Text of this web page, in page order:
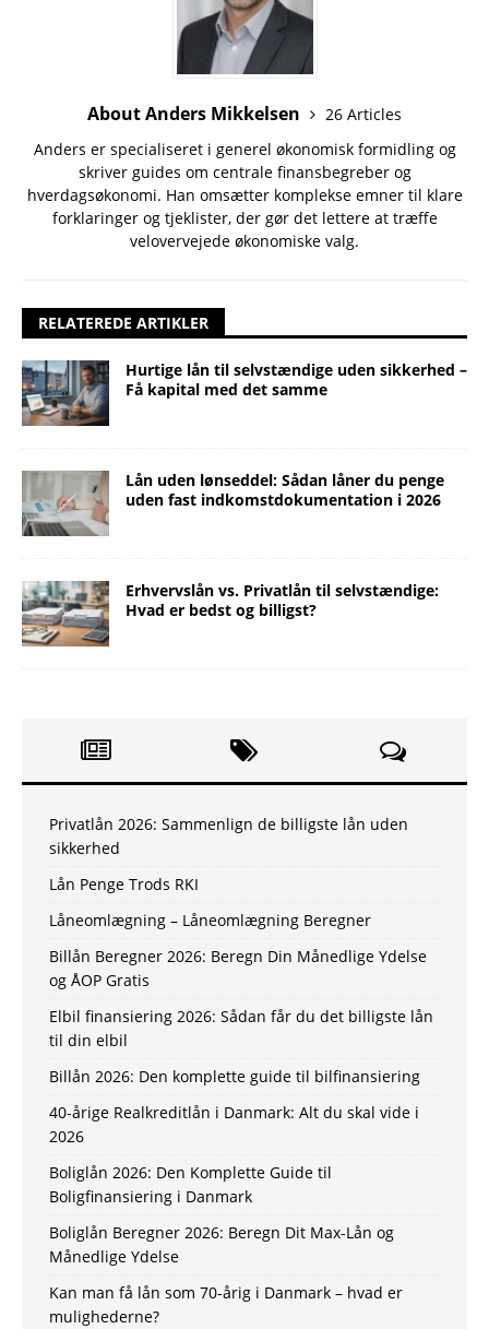
About Anders Mikkelsen
26 Articles
Anders er specialiseret i generel økonomisk formidling og
skriver guides om centrale finansbegreber og
hverdagsøkonomi. Han omsætter komplekse emner til klare
forklaringer og tjeklister, der gør det lettere at træffe
velovervejede økonomiske valg.
RELATEREDE ARTIKLER
Hurtige lån til selvstændige uden sikkerhed –
Få kapital med det samme
Lån uden lønseddel: Sådan låner du penge
uden fast indkomstdokumentation i 2026
Erhvervslån vs. Privatlån til selvstændige:
Hvad er bedst og billigst?
Privatlån 2026: Sammenlign de billigste lån uden
sikkerhed
Lån Penge Trods RKI
Låneomlægning – Låneomlægning Beregner
Billån Beregner 2026: Beregn Din Månedlige Ydelse
og ÅOP Gratis
Elbil finansiering 2026: Sådan får du det billigste lån
til din elbil
Billån 2026: Den komplette guide til bilfinansiering
40-årige Realkreditlån i Danmark: Alt du skal vide i
2026
Boliglån 2026: Den Komplette Guide til
Boligfinansiering i Danmark
Boliglån Beregner 2026: Beregn Dit Max-Lån og
Månedlige Ydelse
Kan man få lån som 70-årig i Danmark – hvad er
mulighederne?